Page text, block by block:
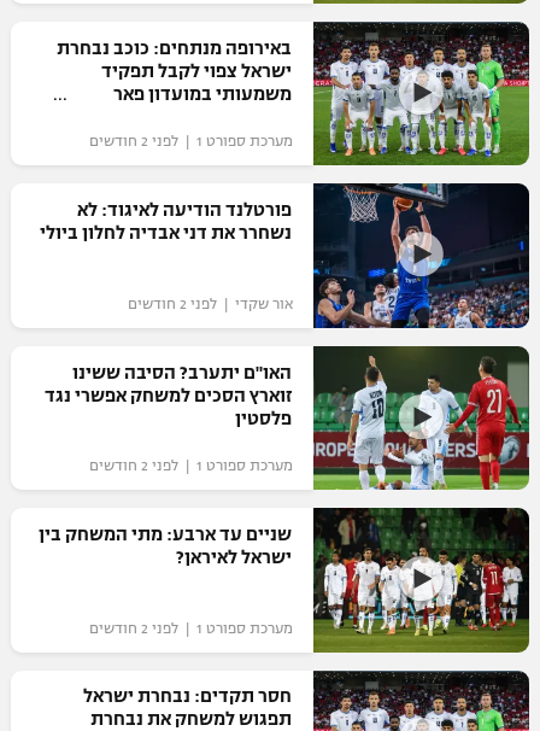
רשיון להקרנה פומבית לבית עסק
הצטרפות לחבילת הערוצים
לוח דרושים – ג'ובנט
המגזין
באירופה מנתחים: כוכב נבחרת
ישראל צפוי לקבל תפקיד
משמעותי במועדון פאר
מערכת ספורט 1 | לפני 2 חודשים
פורטלנד הודיעה לאיגוד: לא
נשחרר את דני אבדיה לחלון ביולי
אור שקדי | לפני 2 חודשים
האו"ם יתערב? הסיבה ששינו
זוארץ הסכים למשחק אפשרי נגד
פלסטין
מערכת ספורט 1 | לפני 2 חודשים
שניים עד ארבע: מתי המשחק בין
ישראל לאיראן?
מערכת ספורט 1 | לפני 2 חודשים
חסר תקדים: נבחרת ישראל
תפגוש למשחק את נבחרת